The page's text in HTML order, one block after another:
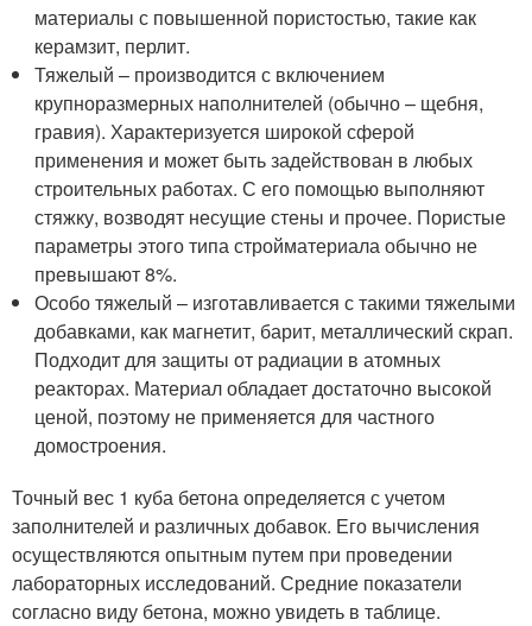
материалы с повышенной пористостью, такие как
керамзит, перлит.
Тяжелый – производится с включением
крупноразмерных наполнителей (обычно – щебня,
гравия). Характеризуется широкой сферой
применения и может быть задействован в любых
строительных работах. С его помощью выполняют
стяжку, возводят несущие стены и прочее. Пористые
параметры этого типа стройматериала обычно не
превышают 8%.
Особо тяжелый – изготавливается с такими тяжелыми
добавками, как магнетит, барит, металлический скрап.
Подходит для защиты от радиации в атомных
реакторах. Материал обладает достаточно высокой
ценой, поэтому не применяется для частного
домостроения.
Точный вес 1 куба бетона определяется с учетом
заполнителей и различных добавок. Его вычисления
осуществляются опытным путем при проведении
лабораторных исследований. Средние показатели
согласно виду бетона, можно увидеть в таблице.